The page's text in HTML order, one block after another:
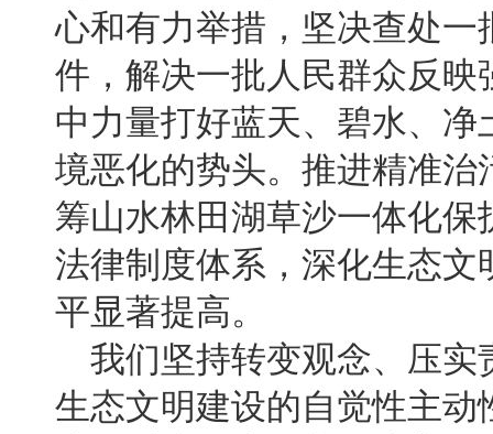
心和有力举措，坚决查处
件，解决一批人民群众反
中力量打好蓝天、碧水、
境恶化的势头。推进精准
筹山水林田湖草沙一体化
法律制度体系，深化生态
平显著提高。
我们坚持转变观念、压
生态文明建设的自觉性主